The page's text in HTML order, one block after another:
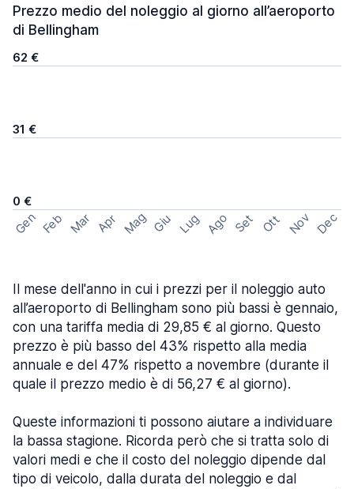
Prezzo medio del noleggio al giorno all’aeroporto
di Bellingham
62 €
31 €
0 €
Gen Feb Mar Apr Mag Giu Lug Ago Set Ott Nov Dec
Il mese dell'anno in cui i prezzi per il noleggio auto
all’aeroporto di Bellingham sono più bassi è gennaio,
con una tariffa media di 29,85 € al giorno. Questo
prezzo è più basso del 43% rispetto alla media
annuale e del 47% rispetto a novembre (durante il
quale il prezzo medio è di 56,27 € al giorno).
Queste informazioni ti possono aiutare a individuare
la bassa stagione. Ricorda però che si tratta solo di
valori medi e che il costo del noleggio dipende dal
tipo di veicolo, dalla durata del noleggio e dal